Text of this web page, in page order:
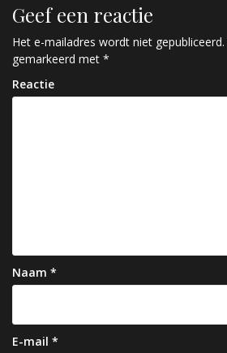
i
c
h
t
a
t
i
e
Geef een reactie
Het e-mailadres wordt niet gepubliceerd.
gemarkeerd met *
Reactie
Naam *
E-mail *